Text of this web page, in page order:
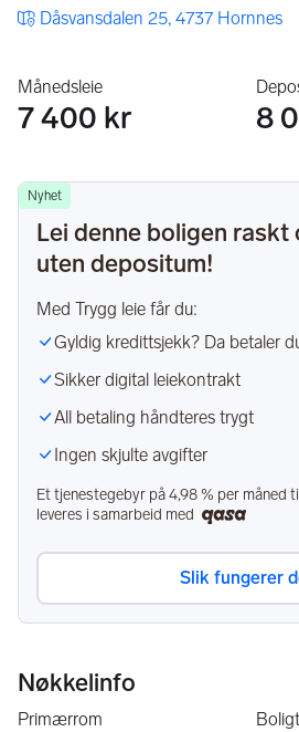
Dåsvansdalen 25, 4737 Hornnes
Månedsleie
7 400 kr 8
Nyhet
Lei denne boligen raskt
uten depositum!
Med Trygg leie får du:
Gyldig kredittsjekk? Da betaler
Sikker digital leiekontrakt
All betaling håndteres trygt
Ingen skjulte avgifter
Et tjenestegebyr på4,98 % per måned
leveres i samarbeid med
Slik fungerer
Nøkkelinfo
Primærrom